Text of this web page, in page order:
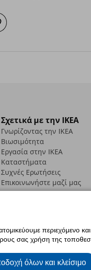
καλάθιστα αγαπημένα
Σχετικά με την IKEA
Γνωρίζοντας την IKEA
Βιωσιμότητα
Εργασία στην IKEA
Καταστήματα
Συχνές Ερωτήσεις
Επικοινωνήστε μαζί μας
Έντυπο Επιστροφής /
περιεχόμενο
σας χρήση της
όλων και κλείσιμο